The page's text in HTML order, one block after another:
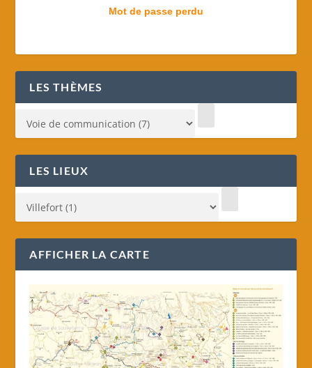
Mot de passe perdu
LES THÈMES
LES LIEUX
AFFICHER LA CARTE